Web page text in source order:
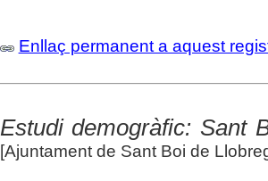
Enllaç permanent a aquest
Estudi demogràfic: Sant
[Ajuntament de Sant Boi de